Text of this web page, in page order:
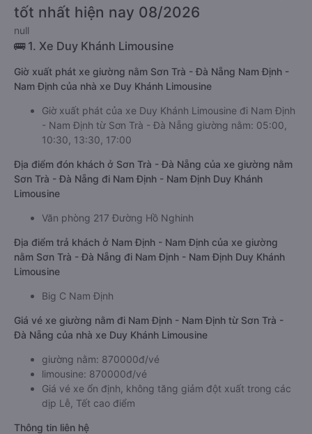
tốt nhất hiện nay 08/2026
null
🚌 1. Xe Duy Khánh Limousine
Giờ xuất phát xe giường nằm Sơn Trà - Đà Nẵng Nam Định -
Nam Định của nhà xe Duy Khánh Limousine
Giờ xuất phát của xe Duy Khánh Limousine đi Nam Định
- Nam Định từ Sơn Trà - Đà Nẵng giường nằm: 05:00,
10:30, 13:30, 17:00
Địa điểm đón khách ở Sơn Trà - Đà Nẵng của xe giường nằm
Sơn Trà - Đà Nẵng đi Nam Định - Nam Định Duy Khánh
Limousine
Văn phòng 217 Đường Hồ Nghinh
Địa điểm trả khách ở Nam Định - Nam Định của xe giường
nằm Sơn Trà - Đà Nẵng đi Nam Định - Nam Định Duy Khánh
Limousine
Big C Nam Định
Giá vé xe giường nằm đi Nam Định - Nam Định từ Sơn Trà -
Đà Nẵng của nhà xe Duy Khánh Limousine
giường nằm: 870000đ/vé
limousine: 870000đ/vé
Giá vé xe ổn định, không tăng giảm đột xuất trong các
dịp Lễ, Tết cao điểm
Thông tin liên hệ